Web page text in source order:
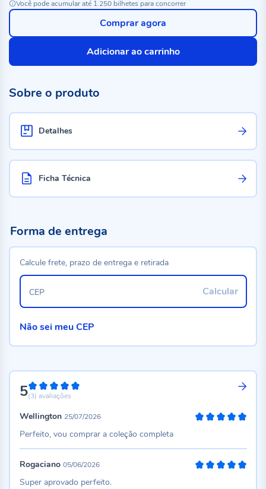
Você pode acumular até 1.250 bilhetes para concorrer
Adicionar ao carrinho
Comprar agora
Sobre o produto
Detalhes
Ficha Técnica
5100%
(3) avaliações
Wellington 25/07/2026
Perfeito, vou comprar a coleção completa
Rogaciano 05/06/2026
Super aprovado perfeito.
Forma de entrega
Calcule frete, prazo de entrega e retirada
Calcular
CEP
Não sei meu CEP